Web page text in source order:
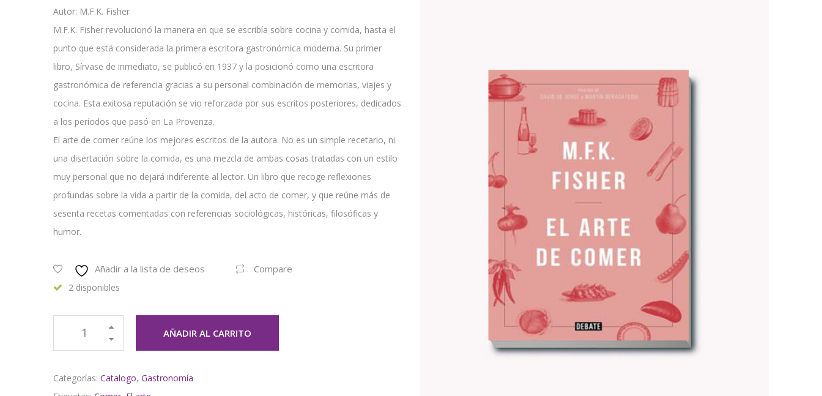
Autor: M.F.K. Fisher
M.F.K. Fisher revolucionó la manera en que se escribía sobre cocina y comida, hasta el
punto que está considerada la primera escritora gastronómica moderna. Su primer
libro, Sírvase de inmediato, se publicó en 1937 y la posicionó como una escritora
gastronómica de referencia gracias a su personal combinación de memorias, viajes y
cocina. Esta exitosa reputación se vio reforzada por sus escritos posteriores, dedicados
a los períodos que pasó en La Provenza.
El arte de comer reúne los mejores escritos de la autora. No es un simple recetario, ni
una disertación sobre la comida, es una mezcla de ambas cosas tratadas con un estilo
muy personal que no dejará indiferente al lector. Un libro que recoge reflexiones
profundas sobre la vida a partir de la comida, del acto de comer, y que reúne más de
sesenta recetas comentadas con referencias sociológicas, históricas, filosóficas y
humor.
Añadir a la lista de deseos Compare
2 disponibles
AÑADIR AL CARRITO
Categorías: Catalogo, Gastronomía